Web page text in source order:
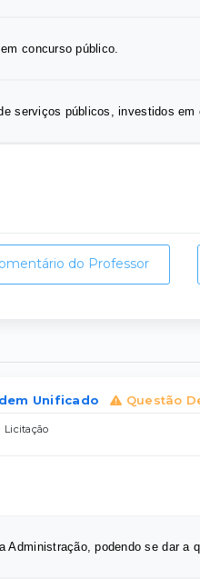
concurso público.
serviços públicos, investidos
do Professor
Unificado Questão
Licitação
podendo se dar a